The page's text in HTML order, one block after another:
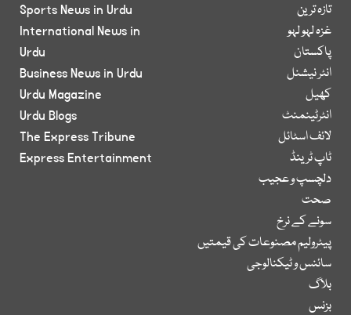
تازہ ترین
غزہ لہو لہو
پاکستان
انٹر نیشنل
کھیل
انٹرٹینمنٹ
لائف اسٹائل
ٹاپ ٹرینڈ
دلچسپ و عجیب
صحت
سونے کے نرخ
پیٹرولیم مصنوعات کی قیمتیں
سائنس و ٹیکنالوجی
بلاگ
بزنس
Sports News in Urdu
International News in
Urdu
Business News in Urdu
Urdu Magazine
Urdu Blogs
The Express Tribune
Express Entertainment